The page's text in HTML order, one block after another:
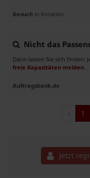
Gesuch in Kroatien
Nicht das
Dann lassen Sie sich finden:
freie Kapazitäten melden.
Auftragsbank.de
‹ 1
Jetzt